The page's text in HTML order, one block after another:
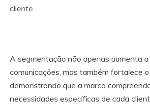
cliente.
A segmentação não apenas aumenta
comunicações, mas também fortalece
demonstrando que a marca
necessidades específicas de cada